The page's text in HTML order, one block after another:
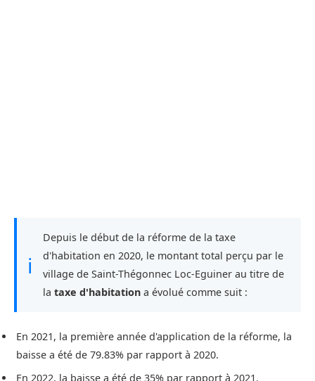
ℹ
Depuis le début de la réforme de la taxe
d'habitation en 2020, le montant total perçu par le
village de Saint-Thégonnec Loc-Eguiner au titre de
la taxe d'habitation a évolué comme suit :
En 2021, la première année d'application de la réforme, la
baisse a été de 79.83% par rapport à 2020.
En 2022, la baisse a été de 35% par rapport à 2021.